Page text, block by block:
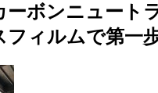
ーボンニュート
ィルムで第一